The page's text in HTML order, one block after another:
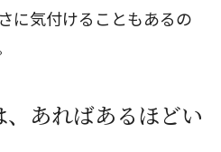
に気付けることもあるの
あればあるほどい